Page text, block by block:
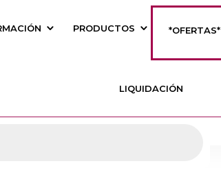
PRODUCTOS *OFERTAS*
LIQUIDACIÓN